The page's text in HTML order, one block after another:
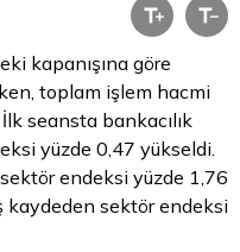
kapanışına göre
toplam işlem hacmi
seansta bankacılık
yüzde 0,47 yükseldi.
sektör endeksi yüzde 1,76
kaydeden sektör endeksi